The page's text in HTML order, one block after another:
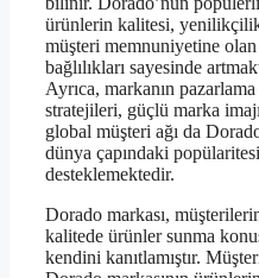
ürünlerin kalitesi,
müşteri memnuniyetine olan
bağlılıkları sayesinde
Ayrıca, markanın pazarlama
stratejileri, güçlü marka
global müşteri ağı da
dünya çapındaki
desteklemektedir.
Dorado markası,
kalitede ürünler sunma
kendini kanıtlamıştır.